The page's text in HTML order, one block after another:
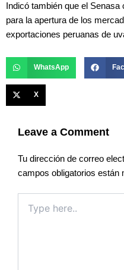
Indicó también que el
para la apertura de los
exportaciones peruanas de
WhatsApp
X
Leave a Comment
Tu dirección de correo
campos obligatorios están
here..